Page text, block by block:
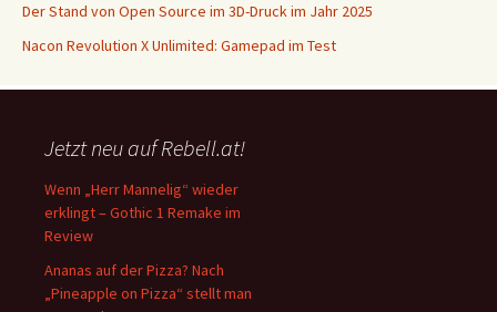
Der Stand von Open Source im 3D-Druck im Jahr 2025
Nacon Revolution X Unlimited: Gamepad im Test
Jetzt neu auf Rebell.at!
Wenn „Herr Mannelig“ wieder
erklingt – Gothic 1 Remake im
Review
Ananas auf der Pizza? Nach
„Pineapple on Pizza“ stellt man